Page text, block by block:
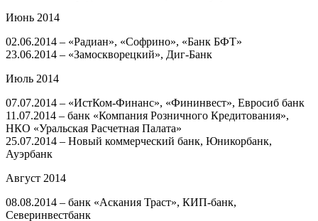
Июнь 2014
02.06.2014 – «Радиан», «Софрино», «Банк БФТ»
23.06.2014 – «Замоскворецкий», Диг-Банк
Июль 2014
07.07.2014 – «ИстКом-Финанс», «Фининвест», Евросиб банк
11.07.2014 – банк «Компания Розничного Кредитования»,
НКО «Уральская Расчетная Палата»
25.07.2014 – Новый коммерческий банк, Юникорбанк,
Ауэрбанк
Август 2014
08.08.2014 – банк «Аскания Траст», КИП-банк,
Северинвестбанк